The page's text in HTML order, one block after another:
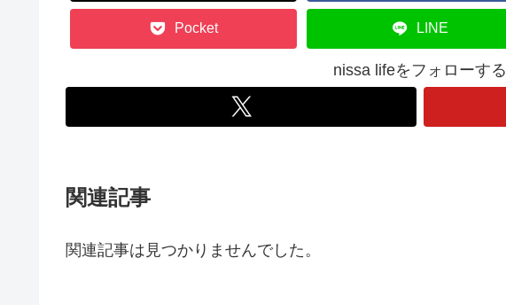
Pocket LINE
nissa lifeをフォローする
関連記事
関連記事は見つかりませんでした。